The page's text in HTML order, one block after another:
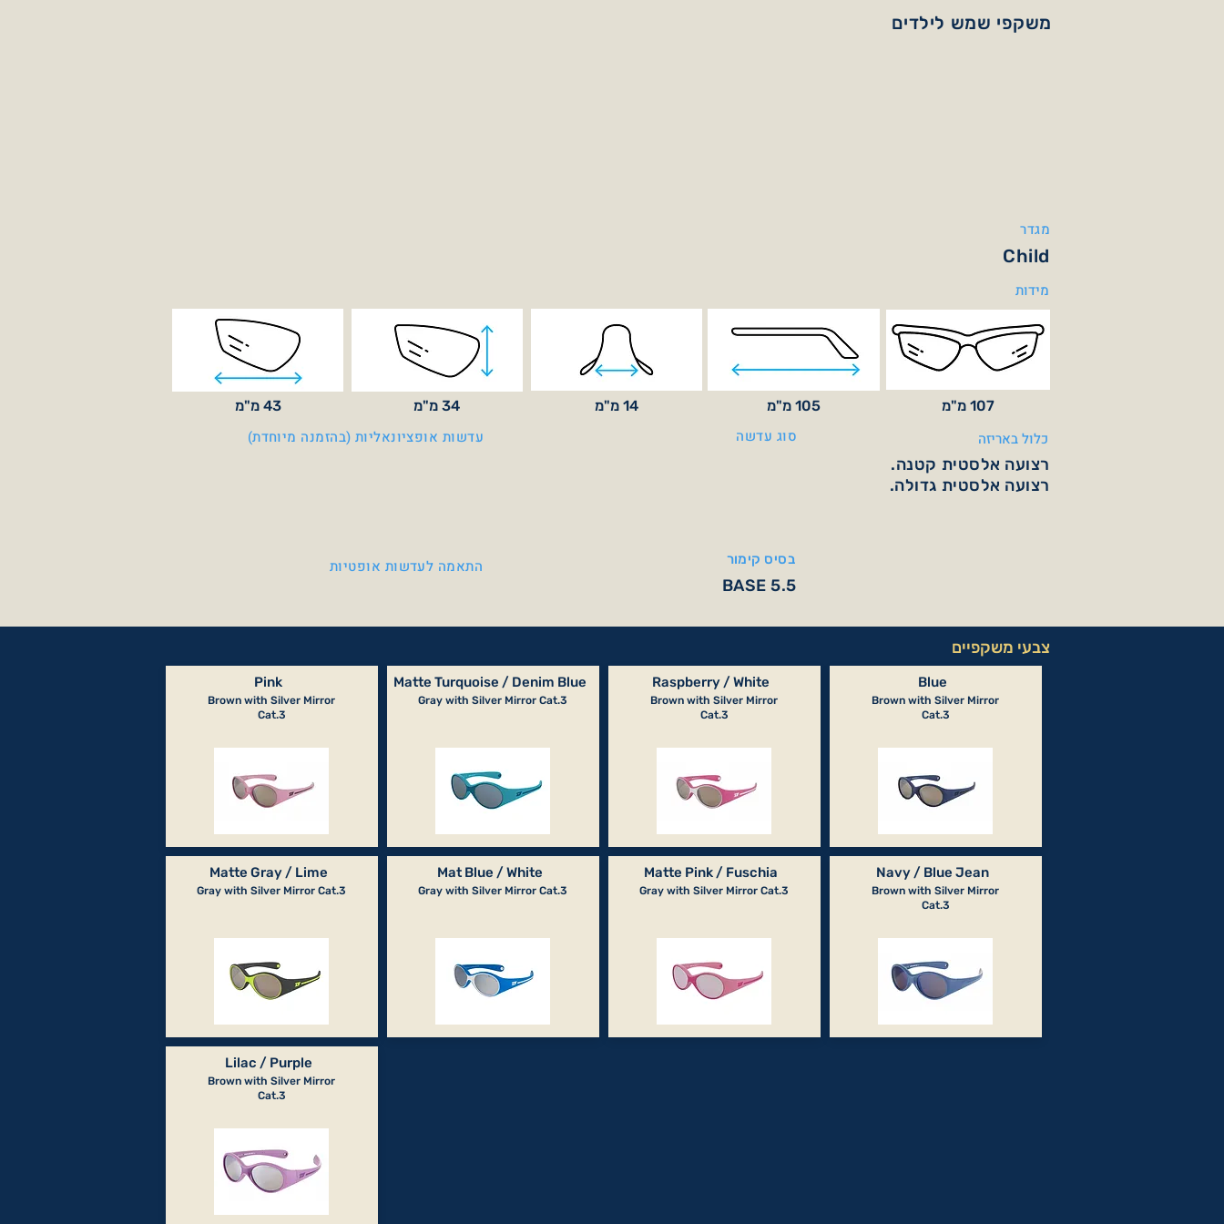
משקפי שמש לילדים
מגדר
Child
מידות
43 מ"מ 34 מ"מ
עדשות אופציונאליות (בהזמנה מיוחדת)
התאמה לעדשות אופטיות
14 מ"מ 105 מ"מ 107 מ"מ
סוג עדשה
כלול באריזה
רצועה אלסטית קטנה.
רצועה אלסטית גדולה.
בסיס קימור
BASE 5.5
צבעי משקפיים
Pink
Brown with Silver Mirror
Cat.3
Matte Gray / Lime
Gray with Silver Mirror Cat.3
Lilac / Purple
Brown with Silver Mirror
Cat.3
Matte Turquoise / Denim Blue
Gray with Silver Mirror Cat.3
Mat Blue / White
Gray with Silver Mirror Cat.3
Raspberry / White
Brown with Silver Mirror
Cat.3
Matte Pink / Fuschia
Gray with Silver Mirror Cat.3
Blue
Brown with Silver Mirror
Cat.3
Navy / Blue Jean
Brown with Silver Mirror
Cat.3